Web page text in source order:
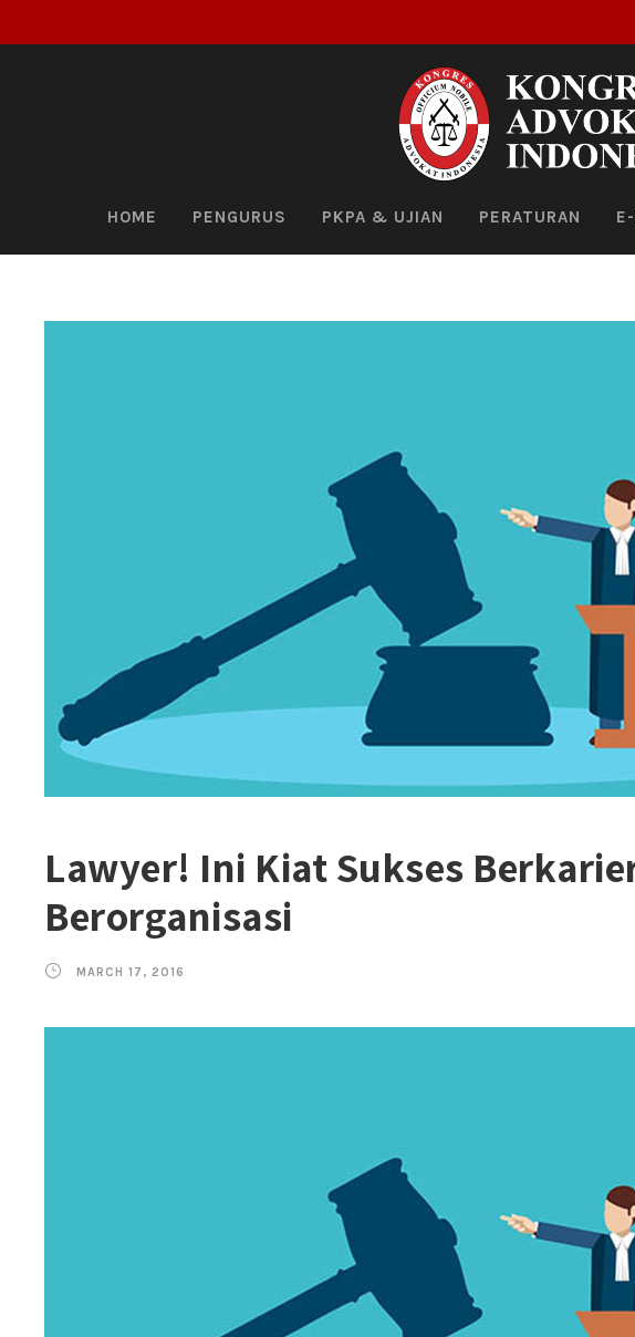
HOME PENGURUS PKPA & UJIAN PERATURAN
Lawyer! Ini Kiat Sukses
Berorganisasi
MARCH 17, 2016